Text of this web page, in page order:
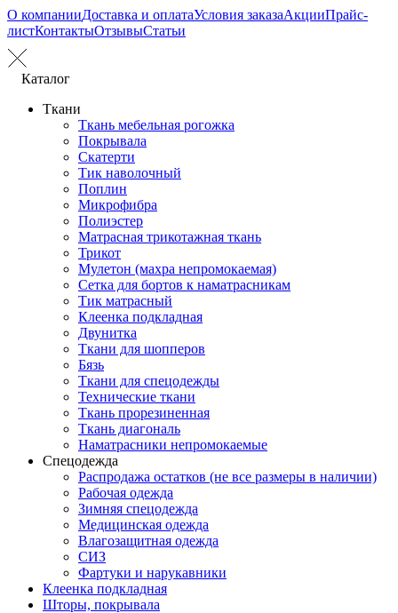
О компанииДоставка и оплатаУсловия заказаАкцииПрайс-
листКонтактыОтзывыСтатьи
Каталог
Ткани
Ткань мебельная рогожка
Покрывала
Скатерти
Тик наволочный
Поплин
Микрофибра
Полиэстер
Матрасная трикотажная ткань
Трикот
Мулетон (махра непромокаемая)
Сетка для бортов к наматрасникам
Тик матрасный
Клеенка подкладная
Двунитка
Ткани для шопперов
Бязь
Ткани для спецодежды
Технические ткани
Ткань прорезиненная
Ткань диагональ
Наматрасники непромокаемые
Спецодежда
Распродажа остатков (не все размеры в наличии)
Рабочая одежда
Зимняя спецодежда
Медицинская одежда
Влагозащитная одежда
СИЗ
Фартуки и нарукавники
Клеенка подкладная
Шторы, покрывала